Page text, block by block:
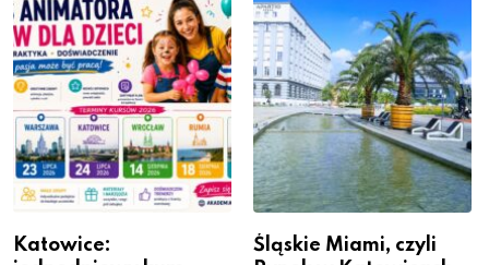
Katowice:
Śląskie Miami, czyli